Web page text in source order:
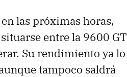
las próximas horas,
entre la 9600 GT
Su rendimiento ya lo
tampoco saldrá